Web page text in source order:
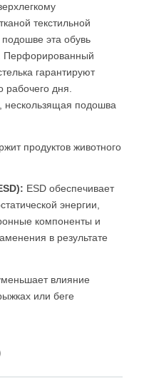
текстильной
эта обувь
Перфорированный
гарантируют
рабочего дня.
нескользящая подошва
продуктов животного
ESD обеспечивает
энергии,
компоненты и
в результате
влияние
или беге